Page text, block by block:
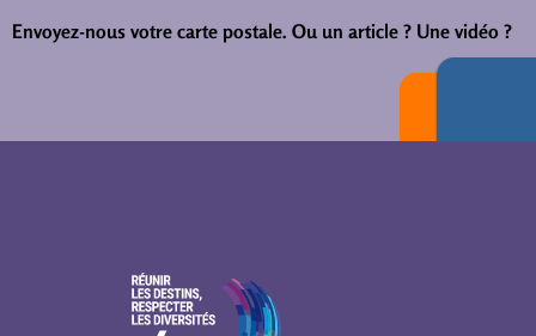
Envoyez-nous votre carte postale. Ou un article ? Une vidéo ?